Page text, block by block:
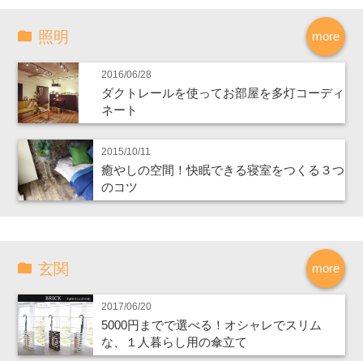
more
照明
2016/06/28
ダクトレールを使ってお部屋を多灯コーディ
ネート
2015/10/11
癒やしの空間！快眠できる寝室をつくる３つ
のコツ
more
玄関
2017/06/20
5000円までで選べる！オシャレでスリム
な、１人暮らし用の傘立て